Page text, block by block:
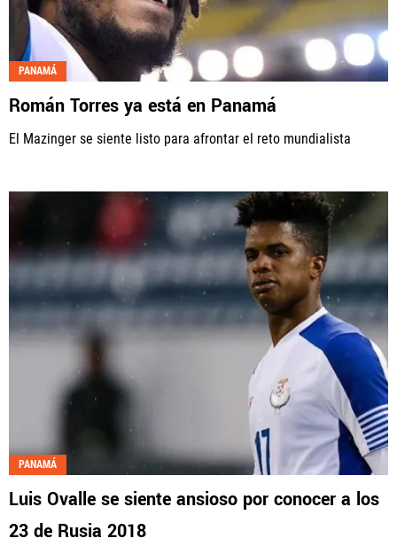
PANAMÁ
Román Torres ya está en Panamá
El Mazinger se siente listo para afrontar el reto mundialista
PANAMÁ
Luis Ovalle se siente ansioso por conocer a los
23 de Rusia 2018